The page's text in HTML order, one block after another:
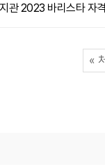
관 2023 바리스타 자
«